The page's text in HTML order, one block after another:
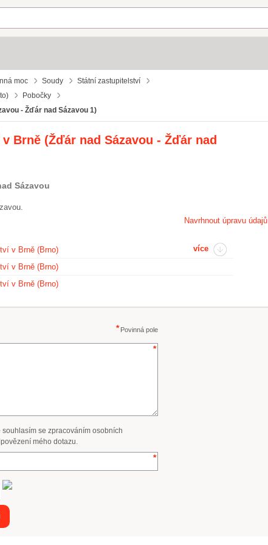
moc Soudy
Státní zastupitelství
Pobočky
- Žďár nad Sázavou 1)
Brně (Žďár nad Sázavou - Žďár nad
Sázavou
Navrhnout úpravu údajů
v Brně (Brno)
v Brně (Brno)
v Brně (Brno)
více
Povinná pole
se zpracováním osobních
mého dotazu.